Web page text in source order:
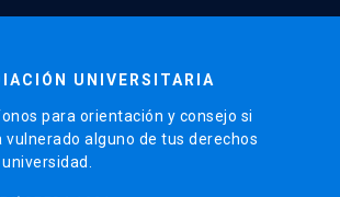
UNIVERSITARIA
para orientación y consejo si
vulnerado alguno de tus derechos